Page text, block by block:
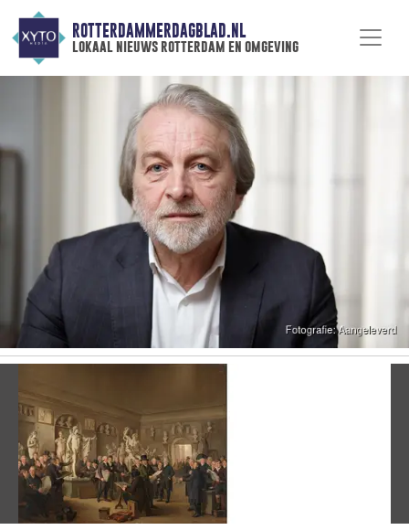
ROTTERDAMMERDAGBLAD.NL
lokaal nieuws rotterdam en omgeving
Vorige